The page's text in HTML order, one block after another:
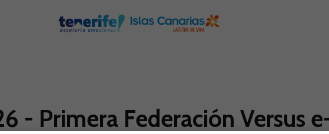
- Primera Federación Versus